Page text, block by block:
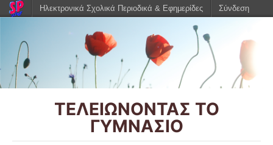
ΤΕΛΕΙΩΝΟΝΤΑΣ ΤΟ
ΓΥΜΝΑΣΙΟ
Ηλεκτρονικά Σχολικά Περιοδικά & Εφημερίδες Σύνδεση